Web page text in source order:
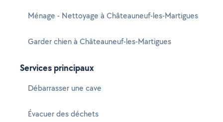
Ménage - Nettoyage à Châteauneuf-les-Martigues
Garder chien à Châteauneuf-les-Martigues
Services principaux
Débarrasser une cave
Évacuer des déchets